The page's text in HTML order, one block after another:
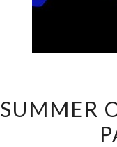
SUMMER